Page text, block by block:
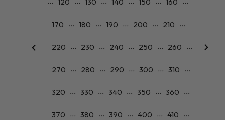
170 ... 180 ... 190 ... 200 ... 210 ...
220 ... 230 ... 240 ... 250 ... 260 ...
270 ... 280 ... 290 ... 300 ... 310 ...
320 ... 330 ... 340 ... 350 ... 360 ...
370 ... 380 ... 390 ... 400 ... 410 ...